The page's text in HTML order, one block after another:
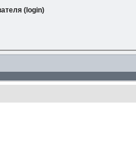
(login)